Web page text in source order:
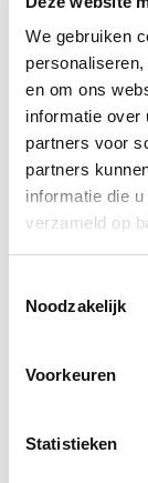
We gebruiken
en om ons
informatie over
partners voor
partners
informatie die
verzameld op
Noodzakelijk
Voorkeuren
Statistieken
termijn
het
stellen;
behoud